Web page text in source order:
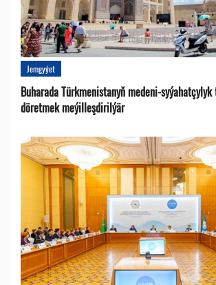
Jemgyýet
Buharada Türkmenistanyň medeni-
döretmek meýilleşdirilýär